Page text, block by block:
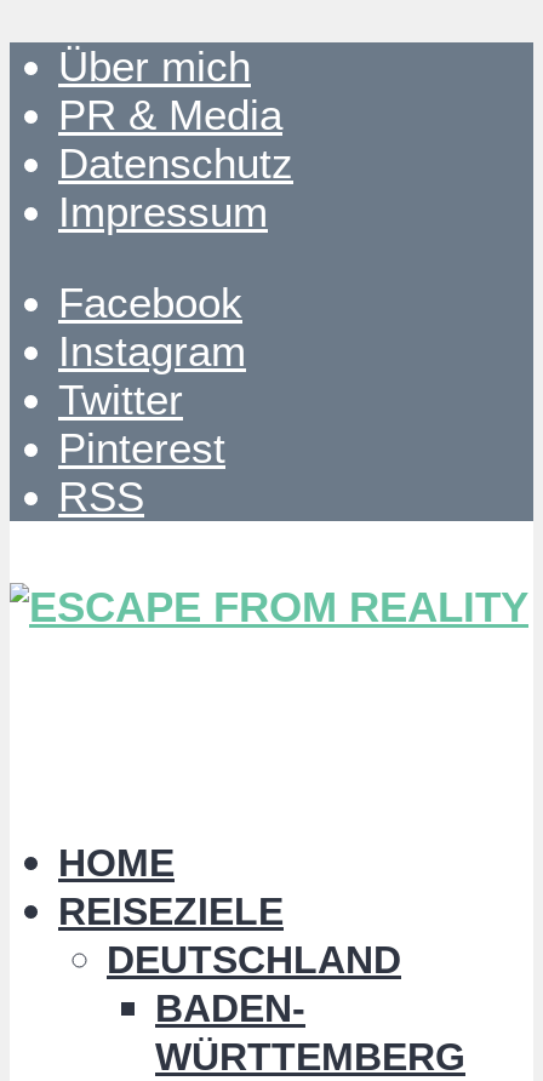
Über mich
PR & Media
Datenschutz
Impressum
Facebook
Instagram
Twitter
Pinterest
RSS
HOME
REISEZIELE
DEUTSCHLAND
BADEN-
WÜRTTEMBERG